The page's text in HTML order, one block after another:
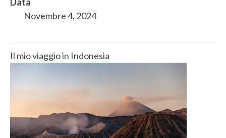
Novembre 4, 2024
Il mio viaggio in Indonesia